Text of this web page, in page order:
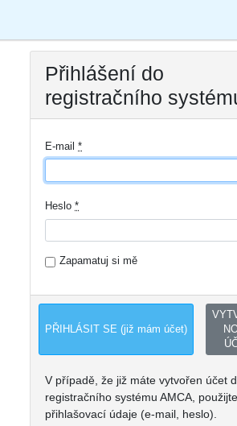
Přihlášení do
registračního
E-mail *
Heslo *
Zapamatuj si mě
V případě, že již máte vytvořen účet
registračního systému AMCA, použijte
přihlašovací údaje (e-mail, heslo).